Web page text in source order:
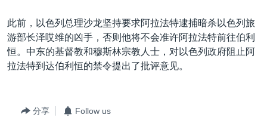
此前，以色列总理沙龙坚持要求阿拉法特逮捕暗杀以色列旅
游部长泽哎维的凶手，否则他将不会准许阿拉法特前往伯利
恒。中东的基督教和穆斯林宗教人士，对以色列政府阻止阿
拉法特到达伯利恒的禁令提出了批评意见。
分享 Follow us